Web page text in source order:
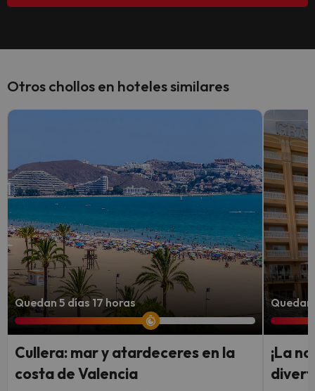
Otros chollos en hoteles similares
Quedan 5 días 17 horas
Cullera: mar y atardeceres en la
costa de Valencia
Quedan
¡La